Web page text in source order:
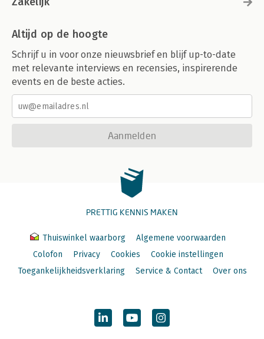
Altijd op de hoogte
Schrijf u in voor onze nieuwsbrief en blijf up-to-date
met relevante interviews en recensies, inspirerende
events en de beste acties.
Aanmelden
PRETTIG KENNIS MAKEN
Thuiswinkel waarborg
Algemene voorwaarden
Colofon
Privacy Cookies
Cookie instellingen
Toegankelijkheidsverklaring
Service & Contact Over ons